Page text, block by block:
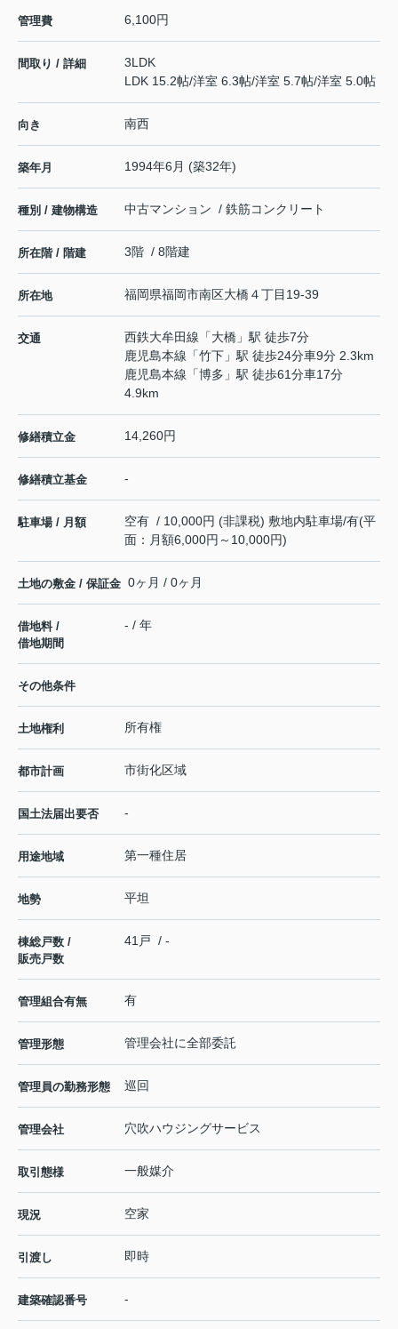
管理費 6,100円
間取り / 詳細
3LDK
LDK 15.2帖/洋室 6.3帖/洋室 5.7帖/洋室 5.0帖
向き 南西
築年月 1994年6月 (築32年)
種別 / 建物構造 中古マンション / 鉄筋コンクリート
所在階 / 階建 3階 / 8階建
所在地 福岡県福岡市南区大橋４丁目19-39
交通 西鉄大牟田線 「大橋 」駅 徒歩7分
鹿児島本線 「竹下 」駅 徒歩24分車9分 2.3km
鹿児島本線 「博多 」駅 徒歩61分車17分
4.9km
修繕積立金 14,260円
修繕積立基金 -
駐車場 / 月額
空有 / 10,000円 (非課税) 敷地内駐車場/有(平
面：月額6,000円～10,000円)
土地の敷金 / 保証金 0ヶ月 / 0ヶ月
借地料 /
借地期間
- / 年
その他条件
土地権利 所有権
都市計画 市街化区域
国土法届出要否 -
用途地域 第一種住居
地勢 平坦
棟総戸数 /
販売戸数
41戸 / -
管理組合有無 有
管理形態 管理会社に全部委託
管理員の勤務形態 巡回
管理会社 穴吹ハウジングサービス
取引態様 一般媒介
現況 空家
引渡し 即時
建築確認番号 -